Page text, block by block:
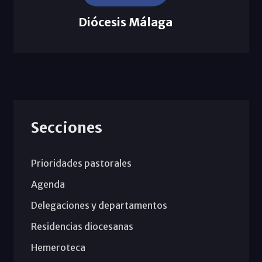
Diócesis Málaga
Secciones
Prioridades pastorales
Agenda
Delegaciones y departamentos
Residencias diocesanas
Hemeroteca